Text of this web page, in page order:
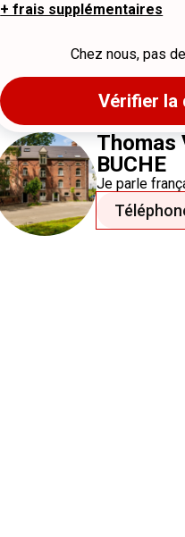
+ frais supplémentaires
Chez nous, pas
Vérifier la
Thomas
BUCHE
Je parle